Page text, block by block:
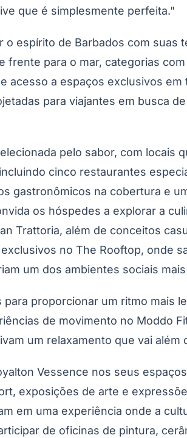
que é simplesmente perfeita."
espírito de Barbados com suas
para o mar, categorias
a espaços exclusivos
para viajantes em busca
pelo sabor, com locais
cinco restaurantes
gastronômicos na cobertura e
os hóspedes a explorar a
Trattoria, além de conceitos
no The Rooftop, onde
um dos ambientes sociais
proporcionar um ritmo mais
de movimento no Moddo
um relaxamento que vai
Vessence nos seus
exposições de arte e
em uma experiência onde a
de oficinas de pintura,